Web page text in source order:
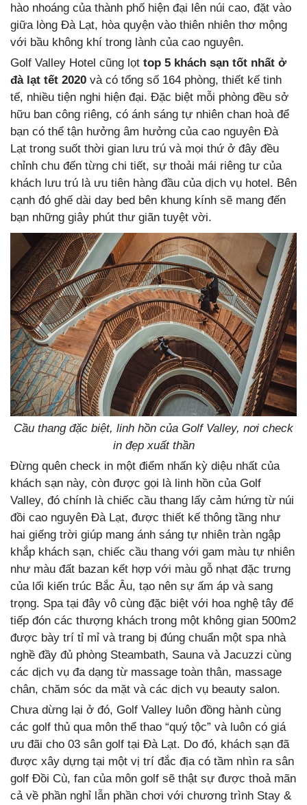
hào nhoáng của thành phố hiện đại lên núi cao, đặt vào
giữa lòng Đà Lạt, hòa quyện vào thiên nhiên thơ mộng
với bầu không khí trong lành của cao nguyên.
Golf Valley Hotel cũng lọt top 5 khách sạn tốt nhất ở
đà lạt tết 2020 và có tổng số 164 phòng, thiết kế tinh
tế, nhiều tiện nghi hiện đại. Đặc biệt mỗi phòng đều sở
hữu ban công riêng, có ánh sáng tự nhiên chan hoà để
bạn có thể tận hưởng âm hưởng của cao nguyên Đà
Lạt trong suốt thời gian lưu trú và mọi thứ ở đây đều
chỉnh chu đến từng chi tiết, sự thoải mái riêng tư của
khách lưu trú là ưu tiên hàng đầu của dịch vụ hotel. Bên
cạnh đó ghế dài day bed bên khung kính sẽ mang đến
bạn những giây phút thư giãn tuyệt vời.
Cầu thang đặc biệt, linh hồn của Golf Valley, nơi check
in đẹp xuất thần
Đừng quên check in một điểm nhấn kỳ diệu nhất của
khách sạn này, còn được gọi là linh hồn của Golf
Valley, đó chính là chiếc cầu thang lấy cảm hứng từ núi
đồi cao nguyên Đà Lạt, được thiết kế thông tầng như
hai giếng trời giúp mang ánh sáng tự nhiên tràn ngập
khắp khách sạn, chiếc cầu thang với gam màu tự nhiên
như màu đất bazan kết hợp với màu gỗ nhạt đặc trưng
của lối kiến trúc Bắc Âu, tạo nên sự ấm áp và sang
trọng. Spa tại đây vô cùng đặc biệt với hoa nghệ tây để
tiếp đón các thượng khách trong một không gian 500m2
được bày trí tỉ mỉ và trang bị đúng chuẩn một spa nhà
nghề đầy đủ phòng Steambath, Sauna và Jacuzzi cùng
các dịch vụ đa dạng từ massage toàn thân, massage
chân, chăm sóc da mặt và các dịch vụ beauty salon.
Chưa dừng lại ở đó, Golf Valley luôn đồng hành cùng
các golf thủ qua môn thể thao “quý tộc” và luôn có giá
ưu đãi cho 03 sân golf tại Đà Lạt. Do đó, khách sạn đã
được xây dựng tại một vị trí đắc địa có tầm nhìn ra sân
golf Đồi Cù, fan của môn golf sẽ thật sự được thoả mãn
cả về phần nghỉ lẫn phần chơi với chương trình Stay &